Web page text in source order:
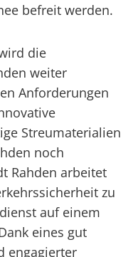
befreit werden.
die
weiter
Anforderungen
Streumaterialien
noch
Rahden arbeitet
zu
auf einem
eines gut
engagierter